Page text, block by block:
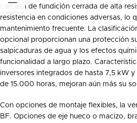
carcasa de fundición cerrada de alta
resistencia en condiciones adversas, lo
mantenimiento frecuente. La
opcional proporcionan una protección
salpicaduras de agua y los efectos
funcionalidad a largo plazo.
inversores integrados de hasta 7,5 kW
de 15.000 horas, mejoran aún más su
Con opciones de montaje flexibles, la
BF. Opciones de eje hueco o macizo,